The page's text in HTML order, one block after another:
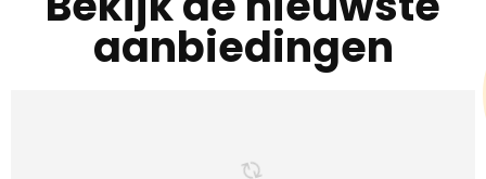
aanbiedingen